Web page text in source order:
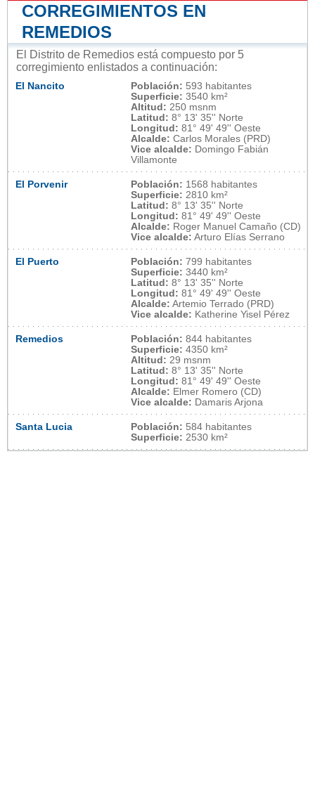
CORREGIMIENTOS EN
REMEDIOS
El Distrito de Remedios está compuesto por 5
corregimiento enlistados a continuación:
El Nancito Población: 593 habitantes
Superficie: 3540 km²
Altitud: 250 msnm
Latitud: 8° 13' 35'' Norte
Longitud: 81° 49' 49'' Oeste
Alcalde: Carlos Morales (PRD)
Vice alcalde: Domingo Fabián
Villamonte
El Porvenir Población: 1568 habitantes
Superficie: 2810 km²
Latitud: 8° 13' 35'' Norte
Longitud: 81° 49' 49'' Oeste
Alcalde: Roger Manuel Camaño (CD)
Vice alcalde: Arturo Elías Serrano
El Puerto Población: 799 habitantes
Superficie: 3440 km²
Latitud: 8° 13' 35'' Norte
Longitud: 81° 49' 49'' Oeste
Alcalde: Artemio Terrado (PRD)
Vice alcalde: Katherine Yisel Pérez
Remedios Población: 844 habitantes
Superficie: 4350 km²
Altitud: 29 msnm
Latitud: 8° 13' 35'' Norte
Longitud: 81° 49' 49'' Oeste
Alcalde: Elmer Romero (CD)
Vice alcalde: Damaris Arjona
Santa Lucia Población: 584 habitantes
Superficie: 2530 km²